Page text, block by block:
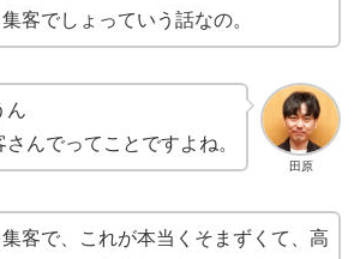
客でしょっていう話なの。
田原
ん
さんでってことですよね。
客で、これが本当くそまずくて、高